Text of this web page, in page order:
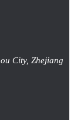
City, Zhejiang